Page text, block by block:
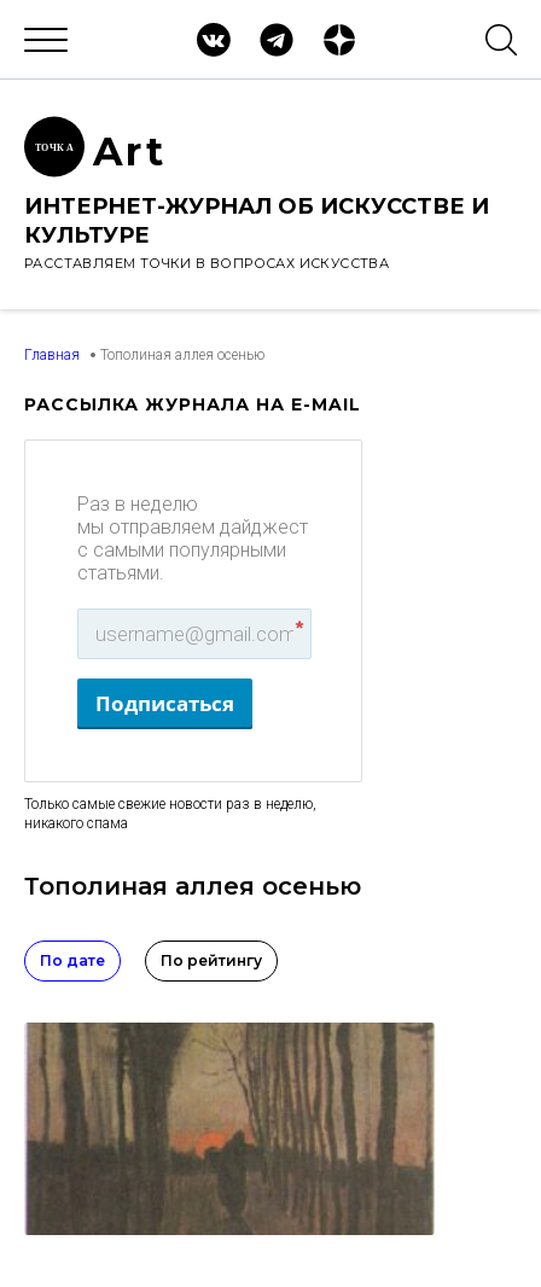
ТОЧК А Art
ИНТЕРНЕТ-ЖУРНАЛ ОБ ИСКУССТВЕ И
КУЛЬТУРЕ
РАССТАВЛЯЕМ ТОЧКИ В ВОПРОСАХ ИСКУССТВА
Главная Тополиная аллея осенью
РАССЫЛКА ЖУРНАЛА НА E-MAIL
Раз в неделю
мы отправляем дайджест
с самыми популярными
статьями.
*
Подписаться
Только самые свежие новости раз в неделю,
никакого спама
Тополиная аллея осенью
По дате По рейтингу